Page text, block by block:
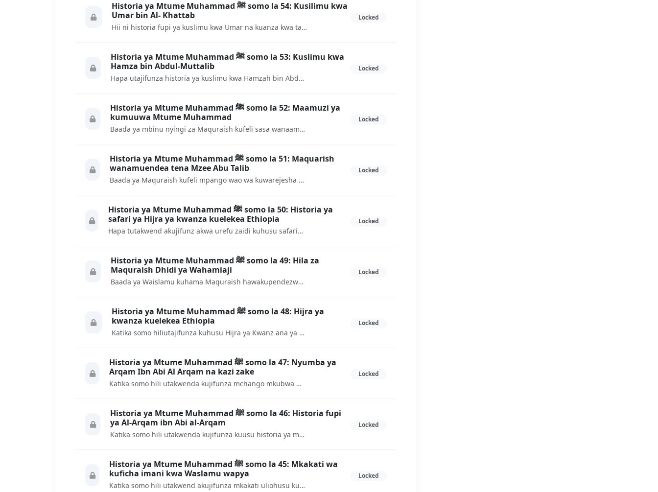
Historia ya Mtume Muhammad ﷺ somo la 54: Kusilimu kwa
Umar bin Al- Khattab
Hii ni historia fupi ya kuslimu kwa Umar na kuanza kwa taswira mpya ya waislamu na uislamu katika mji wa makkah
Locked
Historia ya Mtume Muhammad ﷺ somo la 53: Kuslimu kwa
Hamza bin Abdul-Muttalib
Hapa utajifunza historia ya kuslimu kwa Hamzah bin Abdul-Muttalib.
Locked
Historia ya Mtume Muhammad ﷺ somo la 52: Maamuzi ya
kumuuwa Mtume Muhammad
Baada ya mbinu nyingi za Maquraish kufeli sasa wanaamuwa bora tu wamuuwe Muhammad ili kukomesha kuendelea mafundishio bya dini mpya.
Locked
Historia ya Mtume Muhammad ﷺ somo la 51: Maquarish
wanamuendea tena Mzee Abu Talib
Baada ya Maquraish kufeli mpango wao wa kuwarejesha Wahamiaji, wakaamuwa wafanye mbinu nyingine kwa ajili ya kuzuia harakati za Mtume Muhammad
Locked
Historia ya Mtume Muhammad ﷺ somo la 50: Historia ya
safari ya Hijra ya kwanza kuelekea Ethiopia
Hapa tutakwend akujifunz akwa urefu zaidi kuhusu safari hii ya kwanz aya kuelekea Ethiopia inayojulkana kama Hijra ya kwanza.
Locked
Historia ya Mtume Muhammad ﷺ somo la 49: Hila za
Maquraish Dhidi ya Wahamiaji
Baada ya Waislamu kuhama Maquraish hawakupendezwa na jambo hilo, hivyo wakaanza kufanya hila ili Warejeshwe kutoka walipohamia
Locked
Historia ya Mtume Muhammad ﷺ somo la 48: Hijra ya
kwanza kuelekea Ethiopia
Katika somo hiliutajifunza kuhusu Hijra ya Kwanz ana ya Pili kuelekea Ethiopia na mambo yaliyojitokeza.
Locked
Historia ya Mtume Muhammad ﷺ somo la 47: Nyumba ya
Arqam Ibn Abi Al Arqam na kazi zake
Katika somo hili utakwenda kujifunza mchango mkubwa wa nyumba ya Arqam Ibn Abi AL Arqam katika historia nzima ya Uislamu
Locked
Historia ya Mtume Muhammad ﷺ somo la 46: Historia fupi
ya Al-Arqam ibn Abi al-Arqam
Katika somo hili utakwenda kujifunza kuusu historia ya mmoja katika maswahaba wa mwanzoni na mwenye mchango mkubwa sana katika uislamu ambaye ni Al-Arqam ibn Abi al-Arqam
Locked
Historia ya Mtume Muhammad ﷺ somo la 45: Mkakati wa
kuficha imani kwa Waslamu wapya
Katika somo hili utakwend akujifunza mkakati uliohusu kuficha imani ya uislamu kimatendo na kimaneno kwa kuhofia mateso ya Makafiri dhidi ya Waumini wapya
Locked